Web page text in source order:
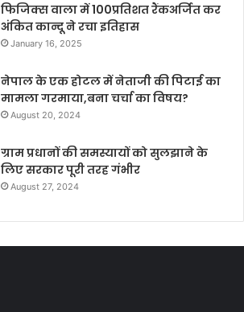
फिजिक्स वाला में 100प्रतिशत रैंकअर्जित कर
अंकित कान्दू ने रचा इतिहास
January 16, 2025
नेपाल के एक होटल में नेताजी की पिटाई का
मामला गरमाया,बना चर्चा का विषय?
August 20, 2024
ग्राम प्रधानों की समस्यायों को सुलझाने के
लिए सरकार पूरी तरह गंभीर
August 27, 2024